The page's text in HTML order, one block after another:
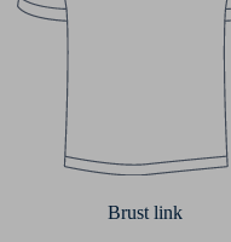
Brust link